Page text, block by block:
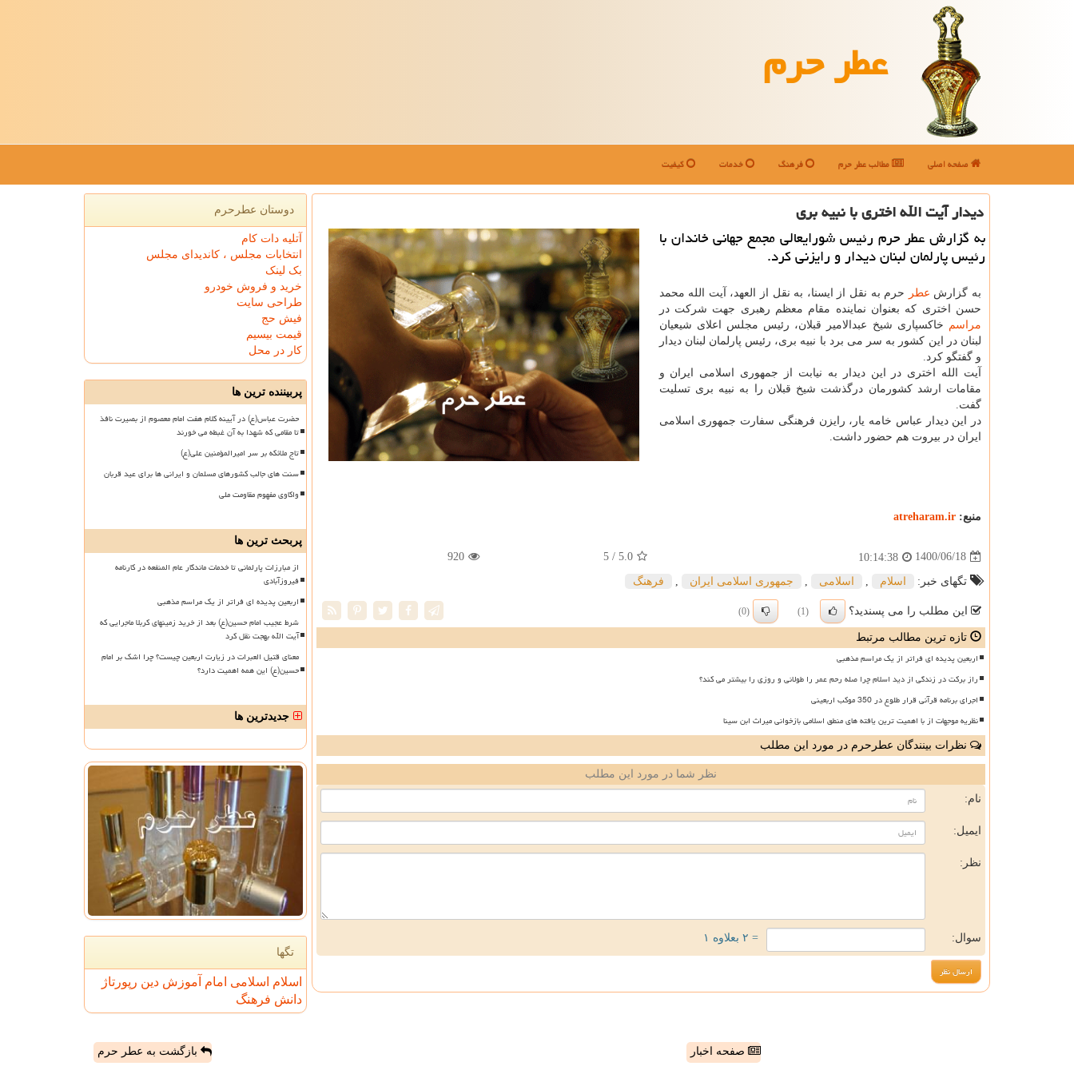
عطر حرم
صفحه اصلی مطالب عطر حرم فرهنگ خدمات کیفیت
دیدار آیت الله اختری با نبیه بری
به گزارش عطر حرم رئیس شورایعالی مجمع جهانی خاندان با
رئیس پارلمان لبنان دیدار و رایزنی کرد.
به گزارش عطر
حرم به نقل از ایسنا، به نقل از العهد، آیت الله محمد
حسن اختری که بعنوان نماینده مقام معظم رهبری جهت شرکت در
مراسم خاکسپاری شیخ عبدالامیر قبلان، رئیس مجلس اعلای شیعیان
لبنان در این کشور به سر می برد با نبیه بری، رئیس پارلمان لبنان دیدار
و گفتگو کرد.
آیت الله اختری در این دیدار به نیابت از جمهوری اسلامی ایران و
مقامات ارشد کشورمان درگذشت شیخ قبلان را به نبیه بری تسلیت
گفت.
در این دیدار عباس خامه یار، رایزن فرهنگی سفارت جمهوری اسلامی
ایران در بیروت هم حضور داشت.
منبع: atreharam.ir
1400/06/18
10:14:38
5.0
/ 5
920
تگهای خبر: اسلام اسلامی جمهوری اسلامی ایران فرهنگ
این مطلب را می پسندید؟ (1)
(0)
تازه ترین مطالب مرتبط
اربعین پدیده ای فراتر از یک مراسم مذهبی
راز برکت در زندگی از دید اسلام چرا صله رحم عمر را طولانی و روزی را بیشتر می کند؟
اجرای برنامه قرآنی قرار طلوع در 350 موکب اربعینی
نظریه موجهات از با اهمیت ترین یافته های منطق اسلامی بازخوانی میراث ابن سینا
نظرات بینندگان عطرحرم در مورد این مطلب
نظر شما در مورد این مطلب
نام:
ایمیل:
نظر:
سوال: = ۲ بعلاوه ۱
دوستان عطرحرم
آتلیه دات کام
انتخابات مجلس ، کاندیدای مجلس
بک لینک
خرید و فروش خودرو
طراحی سایت
فیش حج
قیمت بیسیم
کار در محل
پربیننده ترین ها
حضرت عباس(ع) در آیینه کلام هفت امام معصوم از بصیرت نافذ
تا مقامی که شهدا به آن غبطه می خورند
تاج ملائکه بر سر امیرالمؤمنین علی(ع)
سنت های جالب کشورهای مسلمان و ایرانی ها برای عید قربان
واکاوی مفهوم مقاومت ملی
پربحث ترین ها
از مبارزات پارلمانی تا خدمات ماندگار عام المنفعه در کارنامه
فیروزآبادی
اربعین پدیده ای فراتر از یک مراسم مذهبی
شرط عجیب امام حسین(ع) بعد از خرید زمینهای کربلا ماجرایی که
آیت الله بهجت نقل کرد
معنای قتیل العبرات در زیارت اربعین چیست؟ چرا اشک بر امام
حسین(ع) این همه اهمیت دارد؟
جدیدترین ها
تگها
اسلام اسلامی امام آموزش دین رپورتاژ
دانش فرهنگ
صفحه اخبار بازگشت به عطر حرم